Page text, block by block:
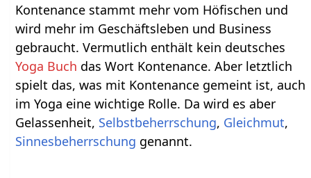
Kontenance stammt mehr vom Höfischen und
wird mehr im Geschäftsleben und Business
gebraucht. Vermutlich enthält kein deutsches
Yoga Buch das Wort Kontenance. Aber letztlich
spielt das, was mit Kontenance gemeint ist, auch
im Yoga eine wichtige Rolle. Da wird es aber
Gelassenheit, Selbstbeherrschung, Gleichmut,
Sinnesbeherrschung genannt.